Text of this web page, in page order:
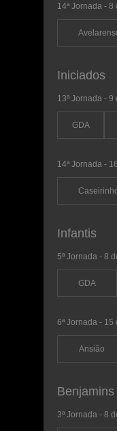
14ª Jornada -
Iniciados
13ª Jornada -
GDA
14ª Jornada -
Infantis
5ª Jornada - 8
GDA
6ª Jornada -
Ansião
Benjamins
3ª Jornada - 8